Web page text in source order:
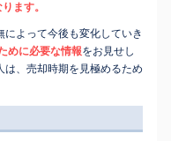
ます。
よって今後も変化していき
めに必要な情報をお見せし
は、売却時期を見極めるため